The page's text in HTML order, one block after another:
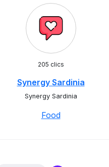
205 clics
Synergy Sardinia
Synergy Sardinia
Food